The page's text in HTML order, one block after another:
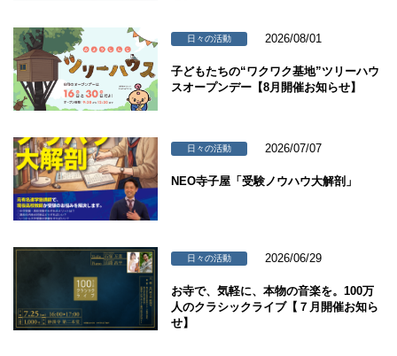
日々の活動 2026/08/01
子どもたちの“ワクワク基地”ツリーハウ
スオープンデー【8月開催お知らせ】
日々の活動 2026/07/07
NEO寺子屋「受験ノウハウ大解剖」
日々の活動 2026/06/29
お寺で、気軽に、本物の音楽を。100万
人のクラシックライブ【７月開催お知ら
せ】